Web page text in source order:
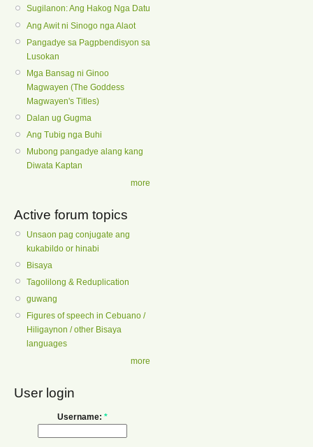
Sugilanon: Ang Hakog Nga Datu
Ang Awit ni Sinogo nga Alaot
Pangadye sa Pagpbendisyon sa
Lusokan
Mga Bansag ni Ginoo
Magwayen (The Goddess
Magwayen's Titles)
Dalan ug Gugma
Ang Tubig nga Buhi
Mubong pangadye alang kang
Diwata Kaptan
more
Active forum topics
Unsaon pag conjugate ang
kukabildo or hinabi
Bisaya
Tagolilong & Reduplication
guwang
Figures of speech in Cebuano /
Hiligaynon / other Bisaya
languages
more
User login
Username: *